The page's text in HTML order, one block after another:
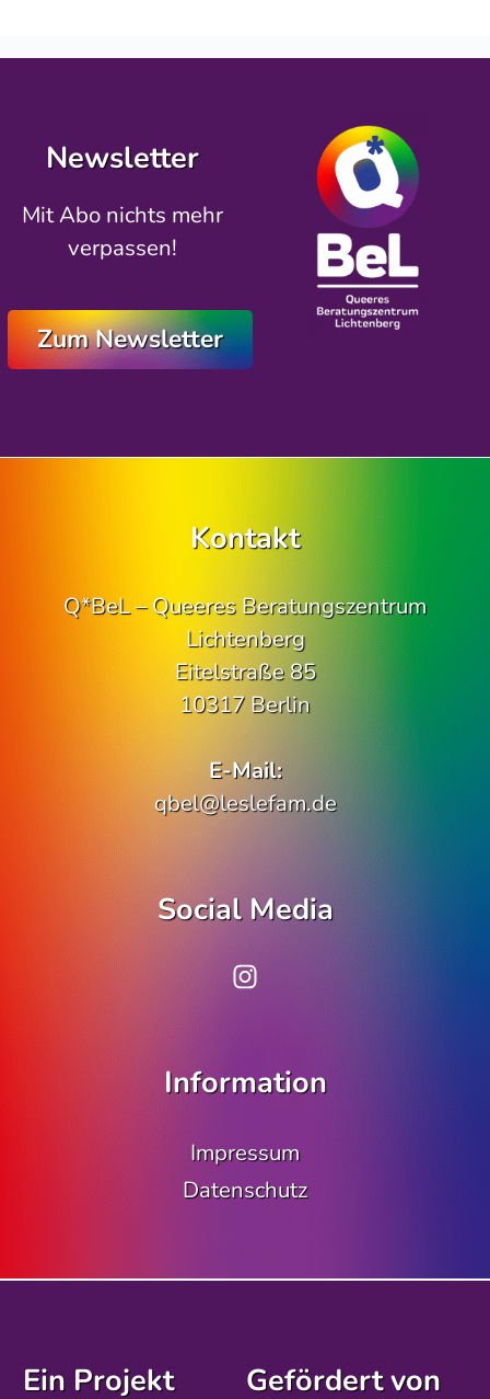
Newsletter
Mit Abo nichts mehr
verpassen!
Zum Newsletter
Kontakt
Q*BeL – Queeres Beratungszentrum
Lichtenberg
Eitelstraße 85
10317 Berlin
E-Mail:
qbel@leslefam.de
Social Media
Information
Impressum
Datenschutz
Ein Projekt
Gefördert von